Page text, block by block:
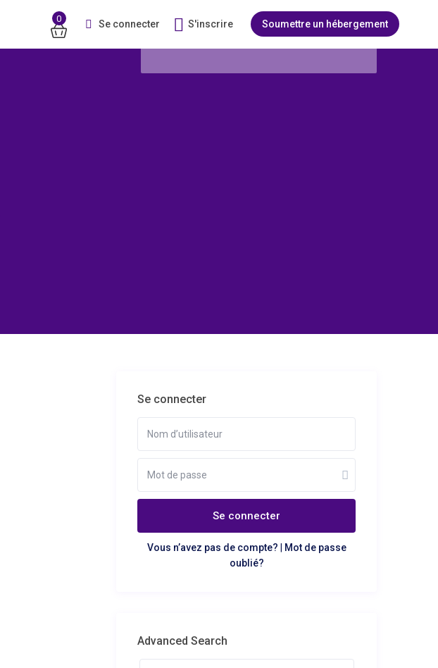
0 Se connecter S'inscrire Soumettre un hébergement
Se connecter
Se connecter
Vous n’avez pas de compte?
Mot de passe
oublié?
Advanced Search